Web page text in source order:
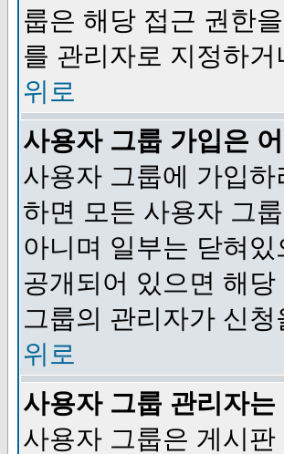
룹은 해당 접근 권한
를 관리자로 지정하
위로
사용자 그룹 가입은
사용자 그룹에 가입
하면 모든 사용자 그
아니며 일부는 닫혀
공개되어 있으면 해
그룹의 관리자가 신
위로
사용자 그룹 관리자
사용자 그룹은 게시